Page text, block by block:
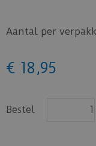
Aantal per
€ 18 ,95
Bestel